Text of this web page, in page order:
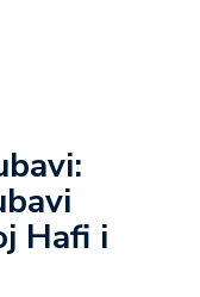
Hafi i